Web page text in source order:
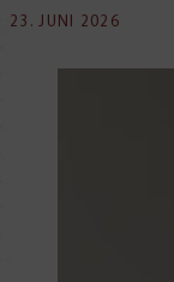
23. JUNI 2026